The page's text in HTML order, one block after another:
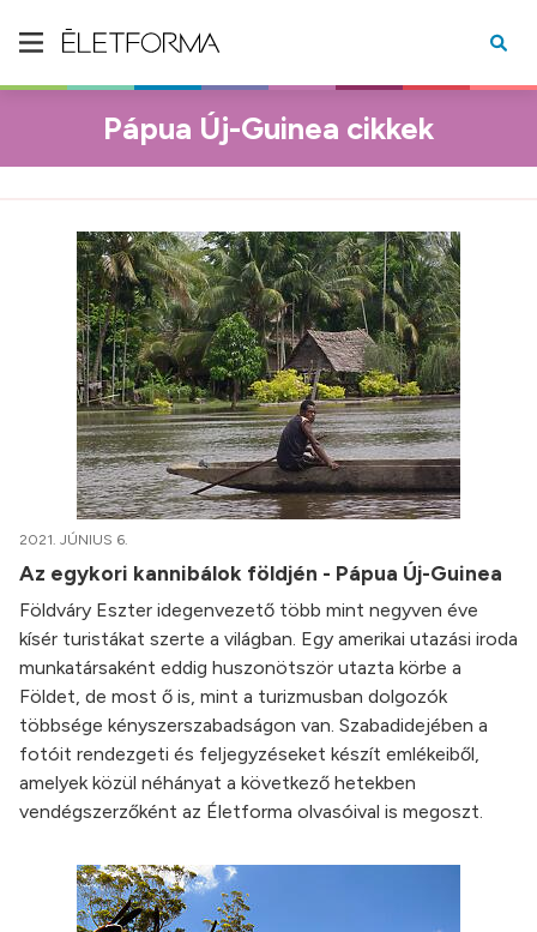
Pápua Új-Guinea cikkek
2021. JÚNIUS 6.
Az egykori kannibálok földjén - Pápua Új-Guinea
Földváry Eszter idegenvezető több mint negyven éve
kísér turistákat szerte a világban. Egy amerikai utazási iroda
munkatársaként eddig huszonötször utazta körbe a
Földet, de most ő is, mint a turizmusban dolgozók
többsége kényszerszabadságon van. Szabadidejében a
fotóit rendezgeti és feljegyzéseket készít emlékeiből,
amelyek közül néhányat a következő hetekben
vendégszerzőként az Életforma olvasóival is megoszt.